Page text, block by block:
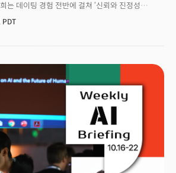
는 데이팅 경험 전반에 걸쳐 ‘신뢰와 진정성
위한 한 걸음을 내딛게 돼 자랑스럽다”며 이같이
PDT